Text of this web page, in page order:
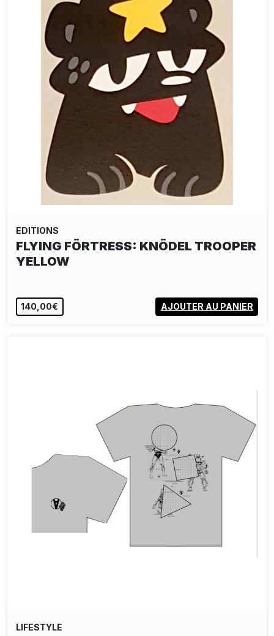
EDITIONS
FLYING FÖRTRESS: KNÖDEL TROOPER
YELLOW
140,00€ AJOUTER AU PANIER
LIFESTYLE